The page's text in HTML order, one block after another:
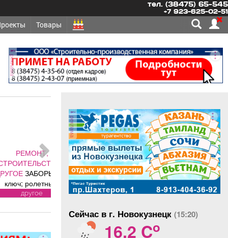
тел. (38475) 65-545
+7 923-625-02-51
Товары
реклама
-
под
ворота (от
все
реклама
Сейчас в г. Новокузнецк (15:20)
16.2 Co